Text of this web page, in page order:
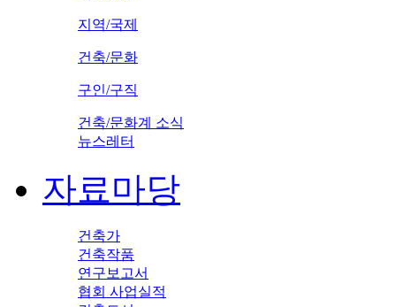
지역/국제
건축/문화
구인/구직
건축/문화계 소식
뉴스레터
자료마당
건축가
건축작품
연구보고서
협회 사업실적